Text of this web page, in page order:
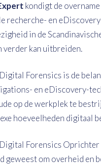
kondigt de overname
recherche- en
in de
verder kan uitbreiden.
Forensics is de
en eDiscovery-
op de werkplek te
hoeveelheden digitaal
Forensics Oprichter
geweest om overheid en